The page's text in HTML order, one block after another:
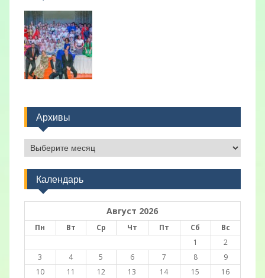
Архивы
Архивы
Календарь
Август 2026
Пн Вт Ср Чт Пт Сб
Вс
1
2
3
4 5 6 7 8
9
10
11 12 13 14 15
16